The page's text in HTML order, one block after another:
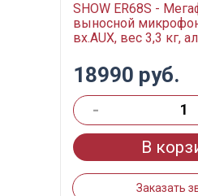
SHOW ER68S -
выносной
вх.AUX, вес 3,3 кг,
18990 руб.
-
В
Заказать